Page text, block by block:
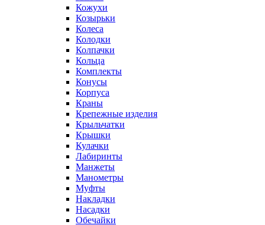
Кожухи
Козырьки
Колеса
Колодки
Колпачки
Кольца
Комплекты
Конусы
Корпуса
Краны
Крепежные изделия
Крыльчатки
Крышки
Кулачки
Лабиринты
Манжеты
Манометры
Муфты
Накладки
Насадки
Обечайки